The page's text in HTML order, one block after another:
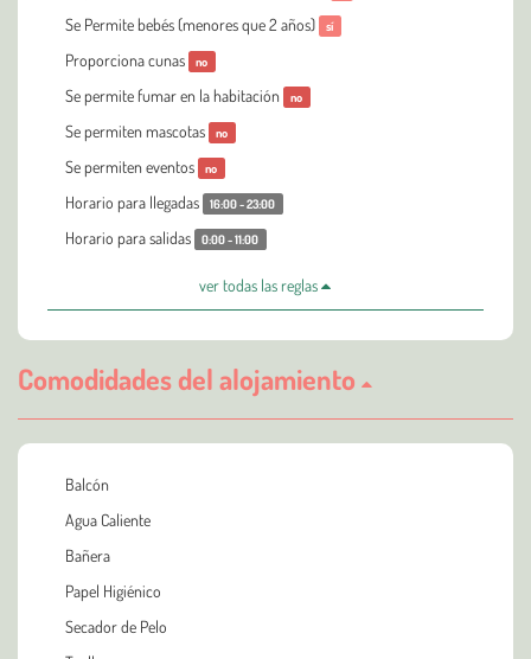
Se Permite bebés (menores que 2 años) sí
Proporciona cunas no
Se permite fumar en la habitación no
Se permiten mascotas no
Se permiten eventos no
Horario para llegadas 16:00 - 23:00
Horario para salidas 0:00 - 11:00
ver todas las reglas
Comodidades del alojamiento
Balcón
Agua Caliente
Bañera
Papel Higiénico
Secador de Pelo